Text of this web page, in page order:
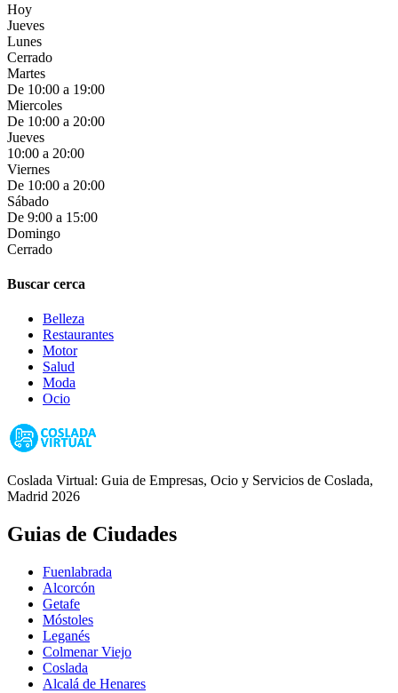
Hoy
Jueves
Lunes
Cerrado
Martes
De 10:00 a 19:00
Miercoles
De 10:00 a 20:00
Jueves
10:00 a 20:00
Viernes
De 10:00 a 20:00
Sábado
De 9:00 a 15:00
Domingo
Cerrado
Buscar cerca
Belleza
Restaurantes
Motor
Salud
Moda
Ocio
Coslada Virtual: Guia de Empresas, Ocio y Servicios de Coslada,
Madrid 2026
Guias de Ciudades
Fuenlabrada
Alcorcón
Getafe
Móstoles
Leganés
Colmenar Viejo
Coslada
Alcalá de Henares